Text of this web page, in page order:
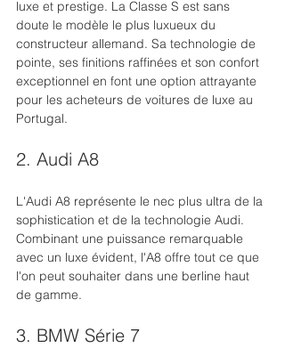
luxe et prestige. La Classe S est sans
doute le modèle le plus luxueux du
constructeur allemand. Sa technologie de
pointe, ses finitions raffinées et son confort
exceptionnel en font une option attrayante
pour les acheteurs de voitures de luxe au
Portugal.
2. Audi A8
L'Audi A8 représente le nec plus ultra de la
sophistication et de la technologie Audi.
Combinant une puissance remarquable
avec un luxe évident, l'A8 offre tout ce que
l'on peut souhaiter dans une berline haut
de gamme.
3. BMW Série 7